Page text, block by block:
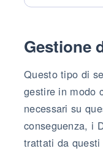
Gestione
Questo tipo di
gestire in modo
necessari su
conseguenza, i
trattati da